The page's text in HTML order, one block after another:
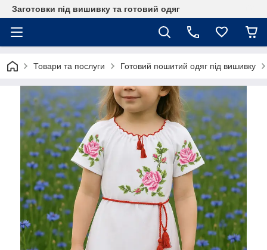
Заготовки під вишивку та готовий одяг
Товари та послуги Готовий пошитий одяг під вишивку